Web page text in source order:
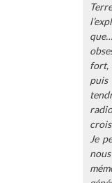
fort,
Je